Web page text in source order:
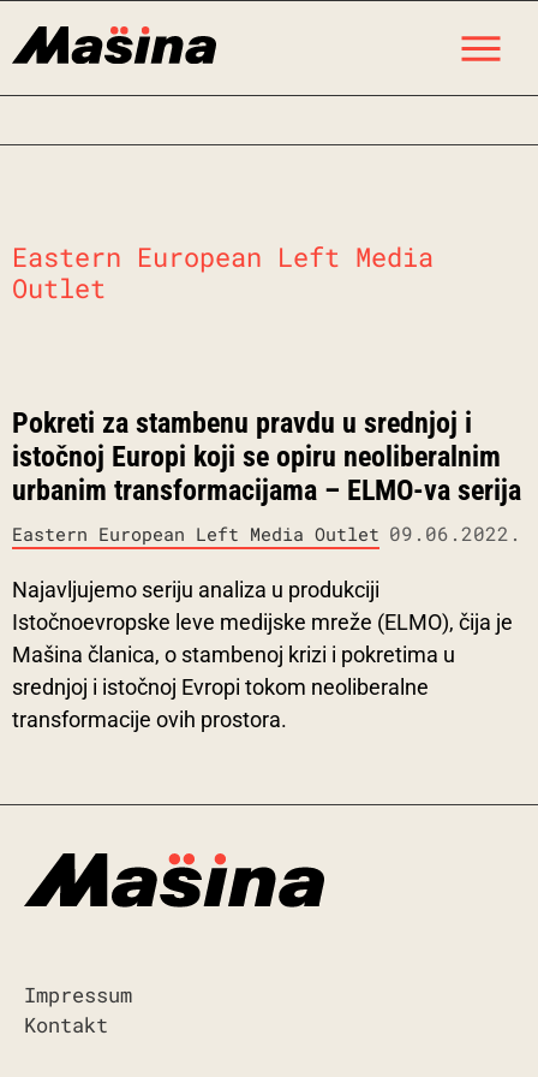
Eastern European Left Media
Outlet
Pokreti za stambenu pravdu u srednjoj i
istočnoj Europi koji se opiru neoliberalnim
urbanim transformacijama – ELMO-va serija
Eastern European Left Media Outlet 09.06.2022.
Najavljujemo seriju analiza u produkciji
Istočnoevropske leve medijske mreže (ELMO), čija je
Mašina članica, o stambenoj krizi i pokretima u
srednjoj i istočnoj Evropi tokom neoliberalne
transformacije ovih prostora.
Impressum
Kontakt